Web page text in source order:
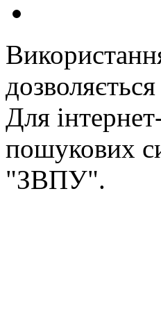
Для
пошукових
"ЗВПУ".